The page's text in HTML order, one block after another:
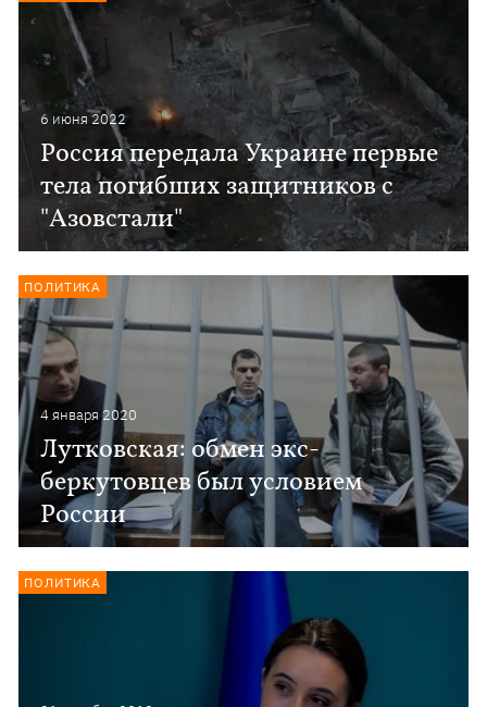
6 июня 2022
Россия передала Украине первые
тела погибших защитников с
"Азовстали"
4 января 2020
Лутковская: обмен экс-
беркутовцев был условием
России
ПОЛИТИКА
ПОЛИТИКА